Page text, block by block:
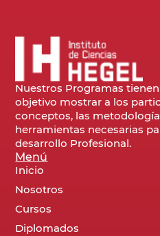
Nuestros Programas
objetivo mostrar a los
conceptos, las
herramientas necesarias
desarrollo Profesional.
Menú
Inicio
Nosotros
Cursos
Diplomados